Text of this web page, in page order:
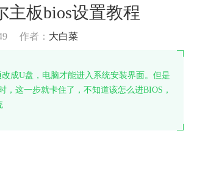
主板bios设置教程
作者： 大白菜
成U盘，电脑才能进入系统安装界面。但是
这一步就卡住了，不知道该怎么进BIOS，